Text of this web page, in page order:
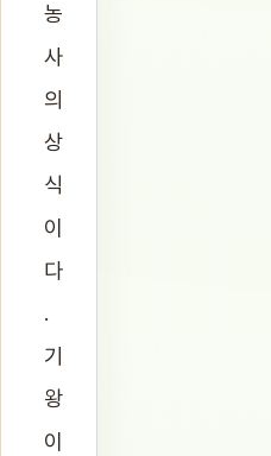
농
사
의
상
식
이
다
.
기
왕
이